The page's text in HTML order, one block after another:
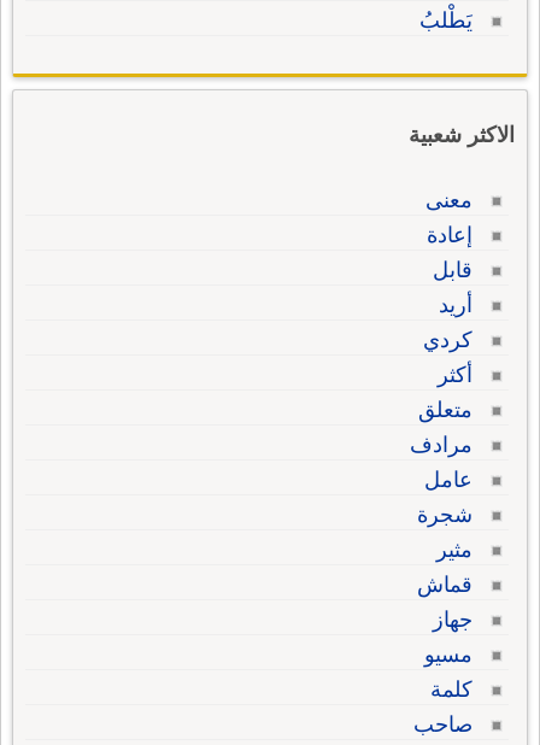
يَطْلبُ
الاكثر شعبية
معنى
إعادة
قابل
أريد
كردي
أكثر
متعلق
مرادف
عامل
شجرة
مثير
قماش
جهاز
مسيو
كلمة
صاحب